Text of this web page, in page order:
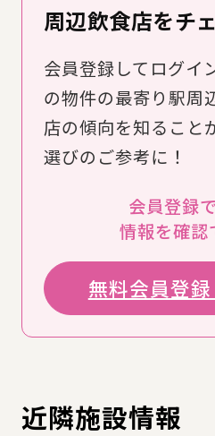
周辺飲食店をチ
会員登録してログイ
の物件の最寄り駅周
店の傾向を知ること
選びのご参考に！
会員登録
情報を確認
無料会員登
近隣施設情報